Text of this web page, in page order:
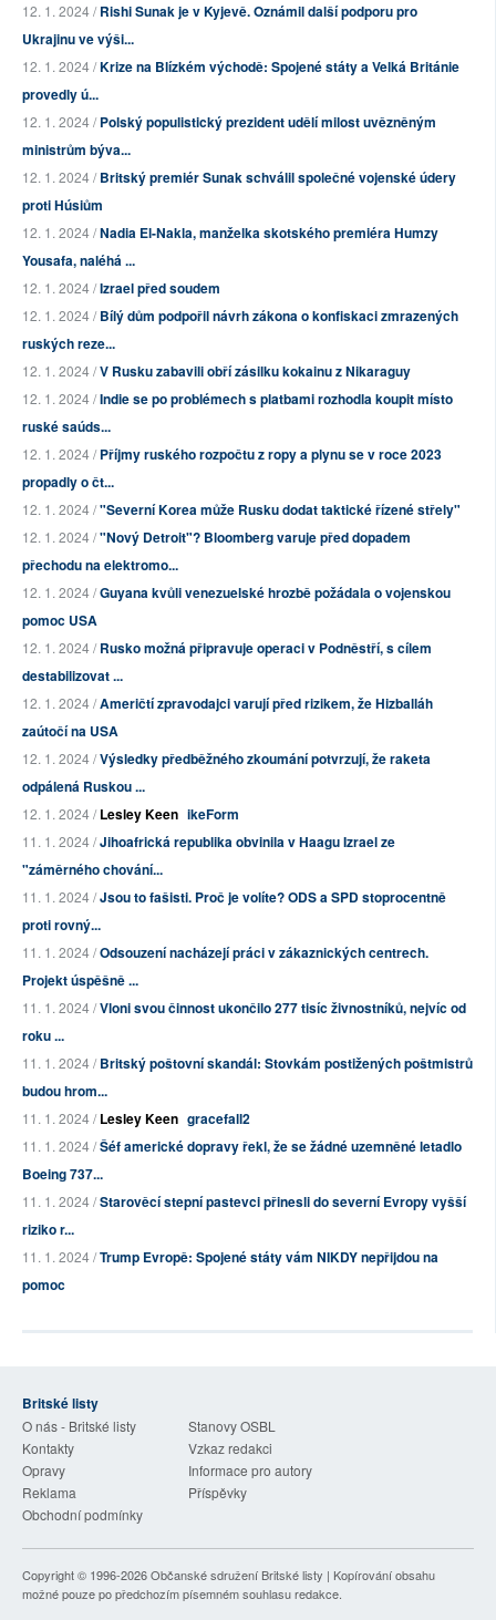
12. 1. 2024 /Rishi Sunak je v Kyjevě. Oznámil další podporu pro
Ukrajinu ve výši...
12. 1. 2024 /Krize na Blízkém východě: Spojené státy a Velká Británie
provedly ú...
12. 1. 2024 /Polský populistický prezident udělí milost uvězněným
ministrům býva...
12. 1. 2024 /Britský premiér Sunak schválil společné vojenské údery
proti Húsiům
12. 1. 2024 /Nadia El-Nakla, manželka skotského premiéra Humzy
Yousafa, naléhá ...
12. 1. 2024 /Izrael před soudem
12. 1. 2024 /Bílý dům podpořil návrh zákona o konfiskaci zmrazených
ruských reze...
12. 1. 2024 /V Rusku zabavili obří zásilku kokainu z Nikaraguy
12. 1. 2024 /Indie se po problémech s platbami rozhodla koupit místo
ruské saúds...
12. 1. 2024 /Příjmy ruského rozpočtu z ropy a plynu se v roce 2023
propadly o čt...
12. 1. 2024 /"Severní Korea může Rusku dodat taktické řízené střely"
12. 1. 2024 /"Nový Detroit"? Bloomberg varuje před dopadem
přechodu na elektromo...
12. 1. 2024 /Guyana kvůli venezuelské hrozbě požádala o vojenskou
pomoc USA
12. 1. 2024 /Rusko možná připravuje operaci v Podněstří, s cílem
destabilizovat ...
12. 1. 2024 /Američtí zpravodajci varují před rizikem, že Hizballáh
zaútočí na USA
12. 1. 2024 /Výsledky předběžného zkoumání potvrzují, že raketa
odpálená Ruskou ...
12. 1. 2024 /Lesley Keen ikeForm
11. 1. 2024 /Jihoafrická republika obvinila v Haagu Izrael ze
"záměrného chování...
11. 1. 2024 /Jsou to fašisti. Proč je volíte? ODS a SPD stoprocentně
proti rovný...
11. 1. 2024 /Odsouzení nacházejí práci v zákaznických centrech.
Projekt úspěšně ...
11. 1. 2024 /Vloni svou činnost ukončilo 277 tisíc živnostníků, nejvíc od
roku ...
11. 1. 2024 /Britský poštovní skandál: Stovkám postižených poštmistrů
budou hrom...
11. 1. 2024 /Lesley Keen gracefall2
11. 1. 2024 /Šéf americké dopravy řekl, že se žádné uzemněné letadlo
Boeing 737...
11. 1. 2024 /Starověcí stepní pastevci přinesli do severní Evropy vyšší
riziko r...
11. 1. 2024 /Trump Evropě: Spojené státy vám NIKDY nepřijdou na
pomoc
Britské listy
O nás - Britské listy
Stanovy OSBL
Kontakty
Vzkaz redakci
Opravy
Informace pro autory
Reklama
Příspěvky
Obchodní podmínky
Copyright © 1996-2026Občanské sdružení Britské listy | Kopírování obsahu
možné pouze po předchozím písemném souhlasu redakce.